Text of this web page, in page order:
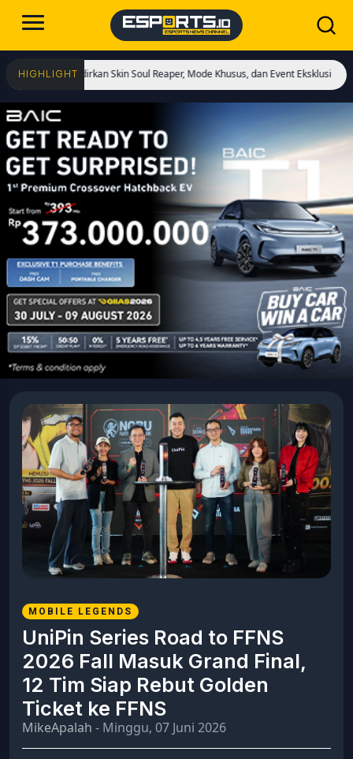
HIGHLIGHTSkin Soul Reaper, Mode Khusus, dan Event Eksklusif! Cristiano
MOBILE LEGENDS
UniPin Series Road to FFNS
2026 Fall Masuk Grand Final,
12 Tim Siap Rebut Golden
Ticket ke FFNS
MikeApalah - Minggu, 07 Juni 2026